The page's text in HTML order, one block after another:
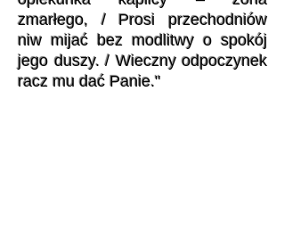
zmarłego, / Prosi przechodniów
niw mijać bez modlitwy o spokój
jego duszy. / Wieczny odpoczynek
racz mu dać Panie."